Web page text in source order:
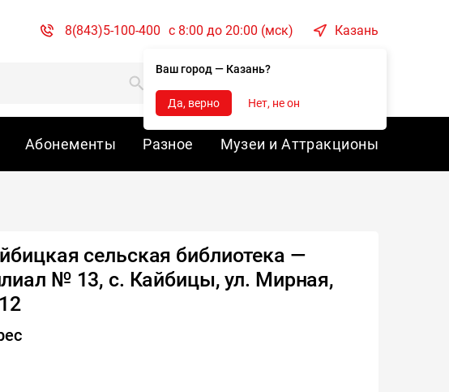
8(843)5-100-400 c 8:00 до 20:00 (мск) Казань
Ваш город — Казань?
Да, верно Нет, не он
Абонементы Разное Музеи и Аттракционы
сельская библиотека —
№ 13, с. Кайбицы, ул. Мирная,